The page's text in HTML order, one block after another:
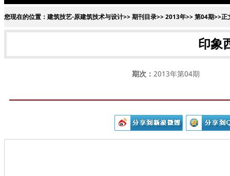
您现在的位置： 建筑技艺-原建筑技术与设计>>期刊目录>>2013年>>第04期>>正
印象
期次： 2013年第04期